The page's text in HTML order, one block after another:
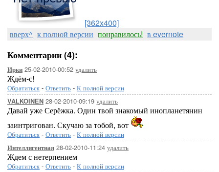
[362x400]
вверх^ к полной версии понравилось! в evernote
Комментарии (4):
Ирки 25-02-2010-00:52 удалить
Ждём-с!
Обратиться - Ответить - К полной версии
VALKOINEN 28-02-2010-09:19 удалить
Давай уже Серёжка. Один твой знакомый инопланетянин
заинтригован. Скучаю за тобой, вот
Обратиться - Ответить - К полной версии
Интеллигентная 28-02-2010-11:24 удалить
Ждем с нетерпением
Обратиться - Ответить - К полной версии